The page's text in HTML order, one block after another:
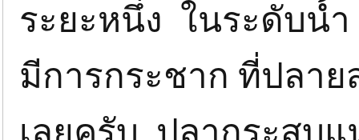
ระยะหนึ่ง ในระดับน้
มีการกระชาก ที่ปลา